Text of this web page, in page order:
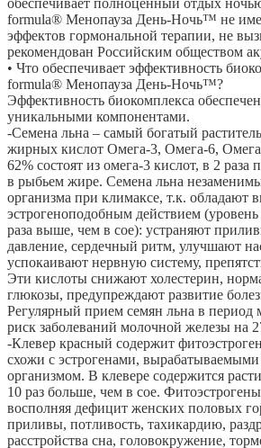
обеспечивает полноценный отдых
formula® Менопауза День-Ночь™ не
эффектов гормональной терапии, не
рекомендован Российским обществом
• Что обеспечивает эффективность
formula® Менопауза День-Ночь™?
Эффективность биокомплекса
уникальными компонентами.
-Семена льна – самый богатый
жирных кислот Омега-3, Омега-6,
62% состоят из омега-3 кислот, в 2 раза
в рыбьем жире. Семена льна
организма при климаксе, т.к. обладают
эстрогеноподобным действием
раза выше, чем в сое): устраняют
давление, сердечный ритм, улучшают
успокаивают нервную систему,
Эти кислоты снижают холестерин,
глюкозы, предупреждают развитие
Регулярный прием семян льна в период
риск заболеваний молочной железы на
-Клевер красный содержит
схожи с эстрогенами,
организмом. В клевере содержится
10 раз больше, чем в сое.
восполняя дефицит женских половых
приливы, потливость, тахикардию,
расстройства сна, головокружение,